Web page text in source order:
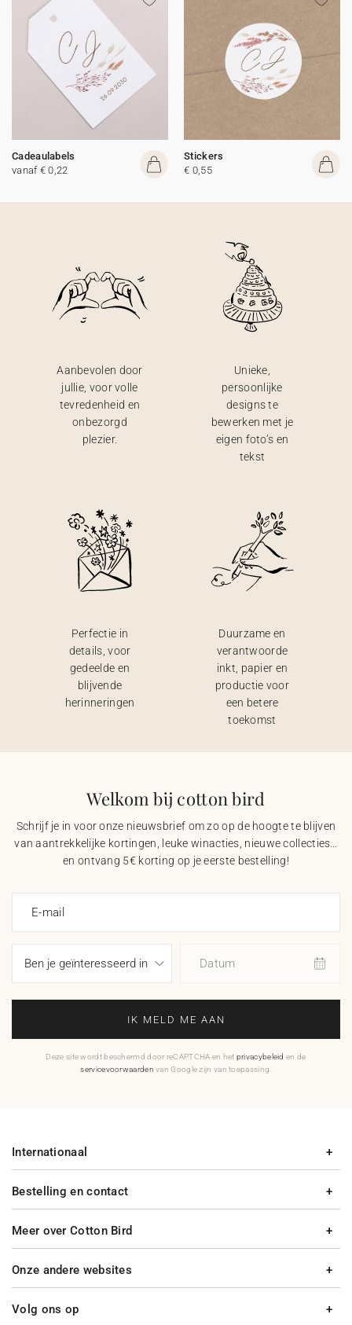
Cadeaulabels
vanaf € 0,22
Stickers
€ 0,55
Aanbevolen door
jullie, voor volle
tevredenheid en
onbezorgd
plezier.
Unieke,
persoonlijke
designs te
bewerken met je
eigen foto’s en
tekst
Perfectie in
details, voor
gedeelde en
blijvende
herinneringen
Duurzame en
verantwoorde
inkt, papier en
productie voor
een betere
toekomst
Welkom bij cotton bird
Schrijf je in voor onze nieuwsbrief om zo op de hoogte te blijven
van aantrekkelijke kortingen, leuke winacties, nieuwe collecties…
en ontvang 5€ korting op je eerste bestelling!
E-mail
Datum
IK MELD ME AAN
Deze site wordt beschermd door reCAPTCHA en het privacybeleid en de
servicevoorwaarden van Google zijn van toepassing.
Bestelling en contact
Meer over Cotton Bird
Internationaal
Onze andere websites
Volg ons op